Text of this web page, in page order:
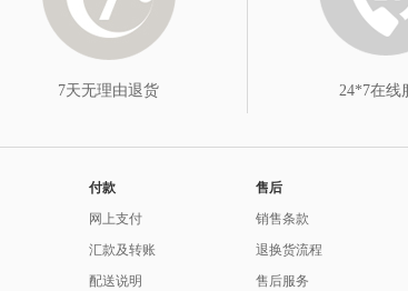
7天无理由退货 24*7在线
付款
网上支付
汇款及转账
配送说明
售后
销售条款
退换货流程
售后服务